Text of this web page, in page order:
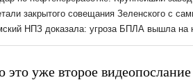
уже второе